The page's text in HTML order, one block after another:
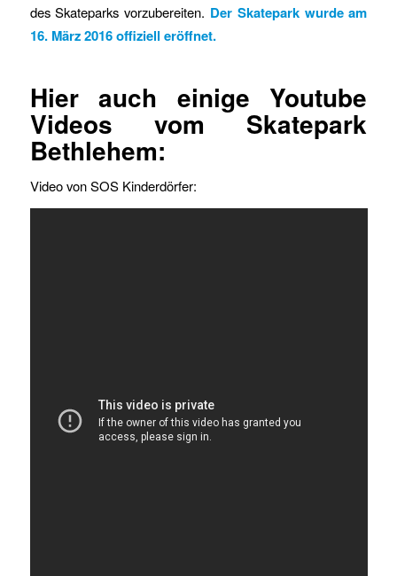
des Skateparks vorzubereiten. Der Skatepark wurde am
16. März 2016 offiziell eröffnet.
Hier auch einige Youtube
Videos vom Skatepark
Bethlehem:
Video von SOS Kinderdörfer: